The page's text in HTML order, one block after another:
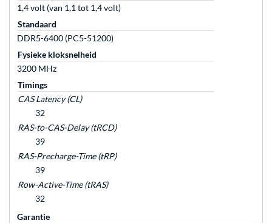
1,4 volt (van 1,1 tot 1,4 volt)
Standaard
DDR5-6400 (PC5-51200)
Fysieke kloksnelheid
3200 MHz
Timings
CAS Latency (CL)
32
RAS-to-CAS-Delay (tRCD)
39
RAS-Precharge-Time (tRP)
39
Row-Active-Time (tRAS)
32
Garantie